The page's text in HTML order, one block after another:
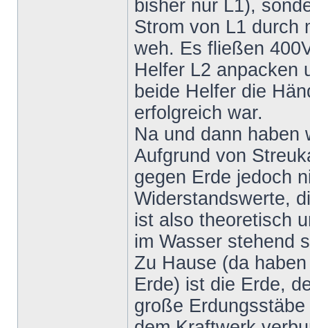
bisher nur L1),
Strom von L1 durch
weh. Es fließen
Helfer L2 anpacken
beide Helfer die
erfolgreich war.
Na und dann haben
Aufgrund von
gegen Erde jedoch
Widerstandswerte,
ist also theoretisch
im Wasser stehend
Zu Hause (da
Erde) ist die Erde,
große